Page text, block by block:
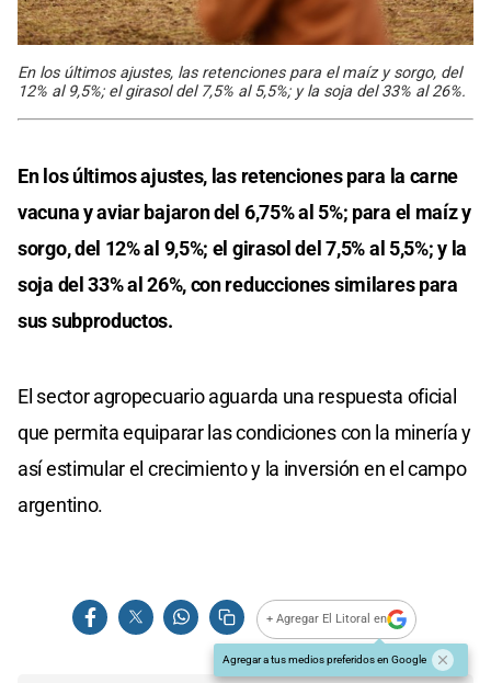
En los últimos ajustes, las retenciones para el maíz y sorgo, del
12% al 9,5%; el girasol del 7,5% al 5,5%; y la soja del 33% al 26%.
En los últimos ajustes, las retenciones para la carne
vacuna y aviar bajaron del 6,75% al 5%; para el maíz y
sorgo, del 12% al 9,5%; el girasol del 7,5% al 5,5%; y la
soja del 33% al 26%, con reducciones similares para
sus subproductos.
El sector agropecuario aguarda una respuesta oficial
que permita equiparar las condiciones con la minería y
así estimular el crecimiento y la inversión en el campo
argentino.
+ Agregar El Litoral en
Agregar a tus medios preferidos en Google